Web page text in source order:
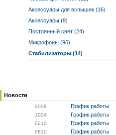
Аксессуары для вспышек (16)
Аксессуары (9)
Постоянный свет (24)
Микрофоны (96)
Стабилизаторы (14)
Новости
2008 График работы
1004 График работы
0212 График работы
0810 График работы